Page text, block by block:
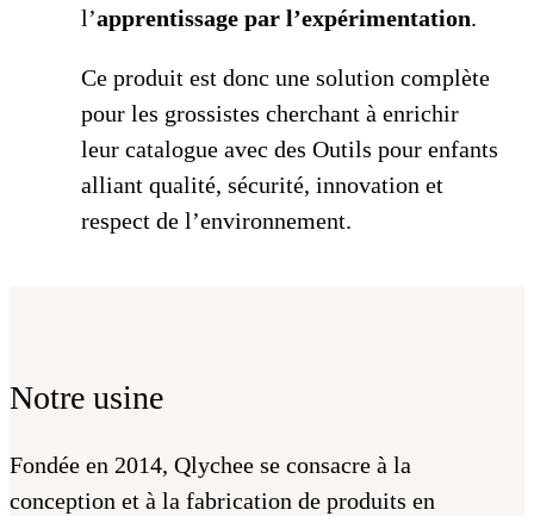
l’apprentissage par l’expérimentation.
Ce produit est donc une solution complète
pour les grossistes cherchant à enrichir
leur catalogue avec des Outils pour enfants
alliant qualité, sécurité, innovation et
respect de l’environnement.
Notre usine
Fondée en 2014, Qlychee se consacre à la
conception et à la fabrication de produits en